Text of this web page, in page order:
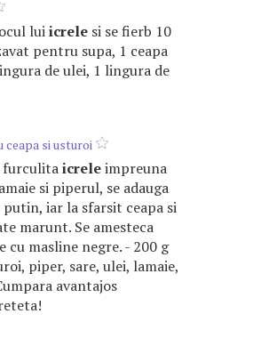
luiicrele si se fierb 10
pentru supa, 1 ceapa
de ulei, 1 lingura de
ceapa si usturoi
furculitaicreleimpreuna
si piperul, se adauga
putin, iar la sfarsit ceapa si
marunt. Se amesteca
masline negre. - 200 g
piper, sare, ulei, lamaie,
avantajos